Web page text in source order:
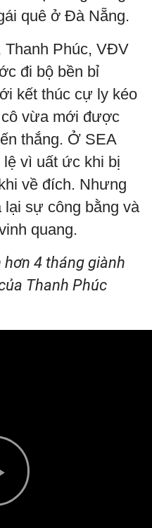
quê ở Đà Nẵng.
Thanh Phúc, VĐV
đi bộ bền bỉ
kết thúc cự ly kéo
vừa mới được
thắng. Ở SEA
lệ vì uất ức khi bị
về đích. Nhưng
sự công bằng và
quang.
4 tháng giành
Thanh Phúc